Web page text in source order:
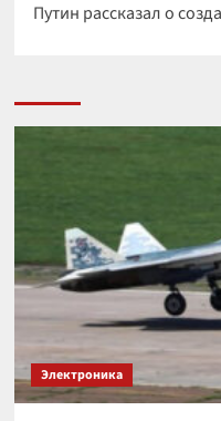
Путин рассказал о
Электроника